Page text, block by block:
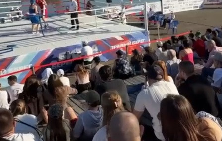
Спорт
09.06.2026 21:34285